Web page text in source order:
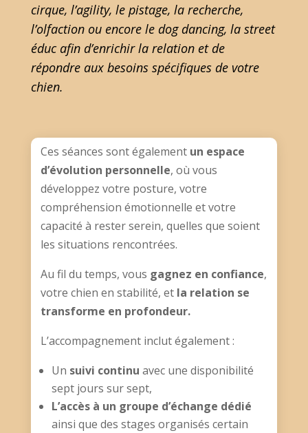
cirque, l’agility, le pistage, la recherche,
l’olfaction ou encore le dog dancing, la street
éduc afin d’enrichir la relation et de
répondre aux besoins spécifiques de votre
chien.
Ces séances sont également un espace
d’évolution personnelle, où vous
développez votre posture, votre
compréhension émotionnelle et votre
capacité à rester serein, quelles que soient
les situations rencontrées.
Au fil du temps, vous gagnez en confiance,
votre chien en stabilité, et la relation se
transforme en profondeur.
L’accompagnement inclut également :
Un suivi continu avec une disponibilité
sept jours sur sept,
L’accès à un groupe d’échange dédié
ainsi que des stages organisés certain